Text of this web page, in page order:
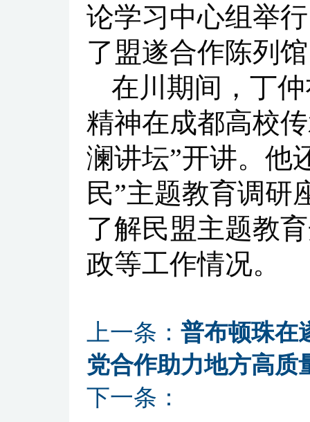
论学习中心组举
了盟遂合作陈列
在川期间，丁
精神在成都高校
澜讲坛”开讲。他
民”主题教育调研
了解民盟主题教
政等工作情况。
上一条： 普布顿珠在
党合作助力地方高质
下一条：